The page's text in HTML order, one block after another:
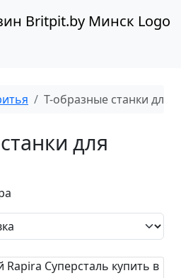
Т-образные станки для
для